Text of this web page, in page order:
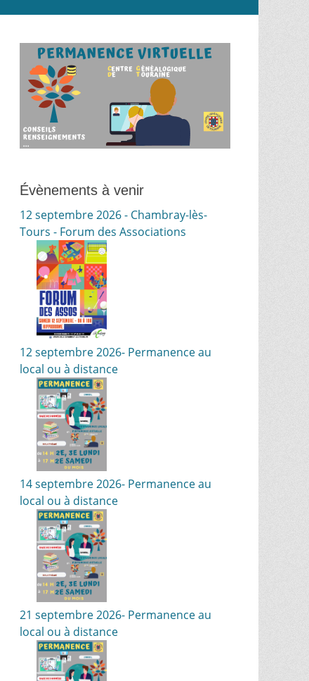
Évènements à venir
12 septembre 2026 - Chambray-lès-
Tours - Forum des Associations
12 septembre 2026- Permanence au
local ou à distance
14 septembre 2026- Permanence au
local ou à distance
21 septembre 2026- Permanence au
local ou à distance